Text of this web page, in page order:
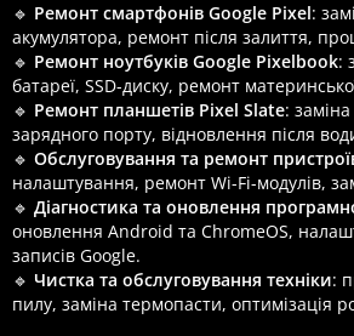
🔹 Ремонт смартфонів Google Pixel:
акумулятора, ремонт після залиття,
🔹 Ремонт ноутбуків Google Pixelbook:
батареї, SSD-диску, ремонт
🔹 Ремонт планшетів Pixel Slate:
зарядного порту, відновлення після
🔹 Обслуговування та ремонт
налаштування, ремонт Wi-Fi-модулів,
🔹 Діагностика та оновлення
оновлення Android та ChromeOS,
записів Google.
🔹 Чистка та обслуговування техніки:
пилу, заміна термопасти, оптимізація